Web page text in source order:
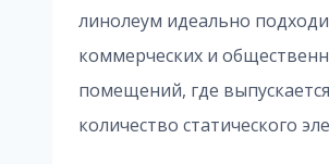
линолеум идеально
коммерческих и
помещений, где
количество статического